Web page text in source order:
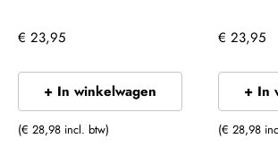
€ 23,95
+ In winkelwagen
(€ 28,98 incl. btw)
€ 23,95
+ In
(€ 28,98